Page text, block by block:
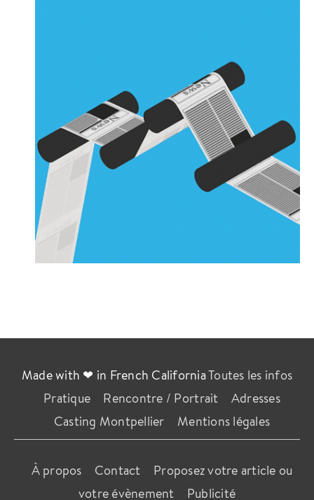
Made with ❤ in French CaliforniaToutes les infos
Pratique
Rencontre / Portrait
Adresses
Casting Montpellier
Mentions légales
À propos Contact
Proposez votre article ou
votre évènement
Publicité